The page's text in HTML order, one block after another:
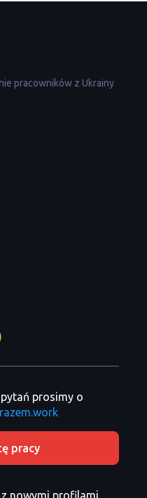
pracowników z Ukrainy
prosimy o
pracy
nowymi profilami